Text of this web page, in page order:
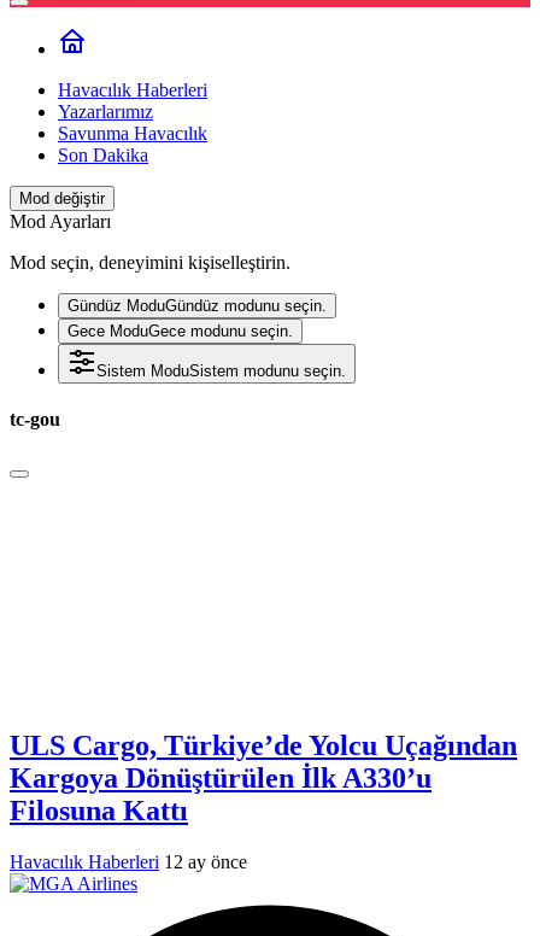
Havacılık Haberleri
Yazarlarımız
Savunma Havacılık
Son Dakika
Mod değiştir
Mod Ayarları
Mod seçin, deneyimini kişiselleştirin.
Gündüz ModuGündüz modunu seçin.
Gece ModuGece modunu seçin.
Sistem ModuSistem modunu seçin.
tc-gou
ULS Cargo, Türkiye’de Yolcu Uçağından
Kargoya Dönüştürülen İlk A330’u
Filosuna Kattı
Havacılık Haberleri 12 ay önce